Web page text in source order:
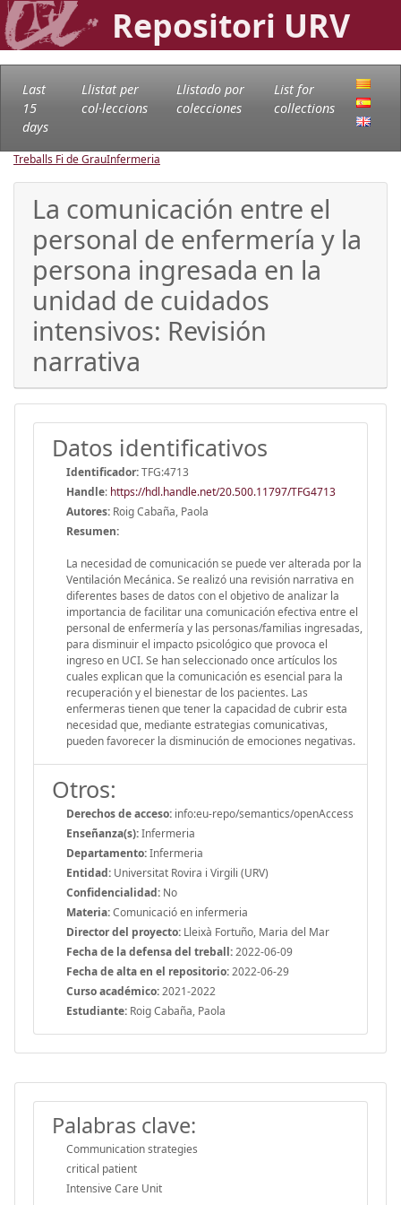
Repositori URV
Last
15
days
Llistat per
col·leccions
Llistado por
colecciones
List for
collections
Treballs Fi de GrauInfermeria
La comunicación entre el
personal de enfermería y la
persona ingresada en la
unidad de cuidados
intensivos: Revisión
narrativa
Datos identificativos
Identificador:TFG:4713
Handle: https://hdl.handle.net/20.500.11797/TFG4713
Autores: Roig Cabaña, Paola
Resumen:
La necesidad de comunicación se puede ver alterada por la
Ventilación Mecánica. Se realizó una revisión narrativa en
diferentes bases de datos con el objetivo de analizar la
importancia de facilitar una comunicación efectiva entre el
personal de enfermería y las personas/familias ingresadas,
para disminuir el impacto psicológico que provoca el
ingreso en UCI. Se han seleccionado once artículos los
cuales explican que la comunicación es esencial para la
recuperación y el bienestar de los pacientes. Las
enfermeras tienen que tener la capacidad de cubrir esta
necesidad que, mediante estrategias comunicativas,
pueden favorecer la disminución de emociones negativas.
Otros:
Derechos de acceso: info:eu-repo/semantics/openAccess
Enseñanza(s):Infermeria
Departamento:Infermeria
Entidad: Universitat Rovira i Virgili (URV)
Confidencialidad: No
Materia:Comunicació en infermeria
Director del proyecto: Lleixà Fortuño, Maria del Mar
Fecha de la defensa del treball:2022-06-09
Fecha de alta en el repositorio:2022-06-29
Curso académico:2021-2022
Estudiante: Roig Cabaña, Paola
Palabras clave:
Communication strategies
critical patient
Intensive Care Unit